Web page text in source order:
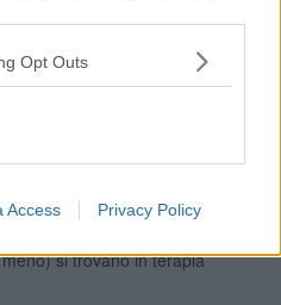
Opt Outs
Access Privacy Policy
Lari 12, Peccioli 4, Bientina 7,
Marittima 5, Montescudaio 3,
Pomarance 5, Guardistallo 1,
di Val di Cecina 1.
di Sotto 7, San Miniato 14.
si trovano in terapia